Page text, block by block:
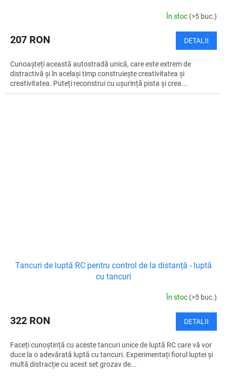
În stoc (>5 buc.)
207 RON DETALII
Cunoașteți această autostradă unică, care este extrem de
distractivă și în același timp construiește creativitatea și
creativitatea. Puteți reconstrui cu ușurință pista și crea...
Tancuri de luptă RC pentru control de la distanță - luptă
cu tancuri
În stoc (>5 buc.)
322 RON DETALII
Faceți cunoștință cu aceste tancuri unice de luptă RC care vă vor
duce la o adevărată luptă cu tancuri. Experimentați fiorul luptei și
multă distracție cu acest set grozav de...